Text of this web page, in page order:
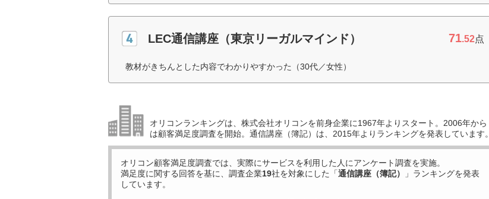
LEC通信講座（東京リーガルマインド） 71.52点
教材がきちんとした内容でわかりやすかった（30代／女性）
オリコンランキングは、株式会社オリコンを前身企業に1967年よりスタート。2006年から
は顧客満足度調査を開始。通信講座（簿記）は、2015年よりランキングを発表しています。
オリコン顧客満足度調査では、実際にサービスを利用した 人にアンケート調査を実施。
満足度に関する回答を基に、調査企業19社を対象にした「通信講座（簿記）
」ランキングを発表
しています。